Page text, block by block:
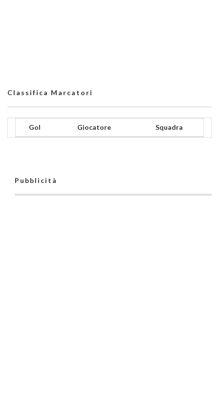
Classifica Marcatori
Gol Giocatore Squadra
Pubblicità